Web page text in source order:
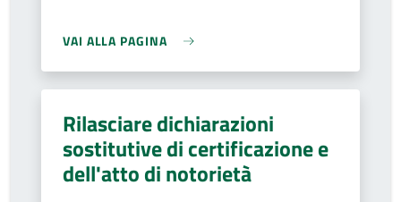
VAI ALLA PAGINA
Rilasciare dichiarazioni
sostitutive di certificazione e
dell'atto di notorietà